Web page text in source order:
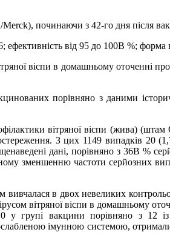
починаючи з 42-го дня після
ефективність від 95 до 100В %;
віспи в домашньому оточенні
порівняно з даними
вітряної віспи (жива) (штам
З цих 1149 випадків 20
дані, порівняно з 36В %
зменшенню частоти серйозних
вивчалася в двох невеликих
вітряної віспи в домашньому
у групі вакцини порівняно з 12
імунною системою,